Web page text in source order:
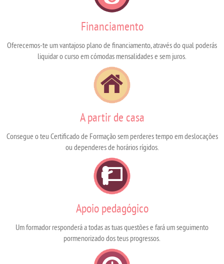
Financiamento
Oferecemos-te um vantajoso plano de financiamento, através do qual poderás
liquidar o curso em cómodas mensalidades e sem juros.
A partir de casa
Consegue o teu Certificado de Formação sem perderes tempo em deslocações
ou dependeres de horários rígidos.
Apoio pedagógico
Um formador responderá a todas as tuas questões e fará um seguimento
pormenorizado dos teus progressos.